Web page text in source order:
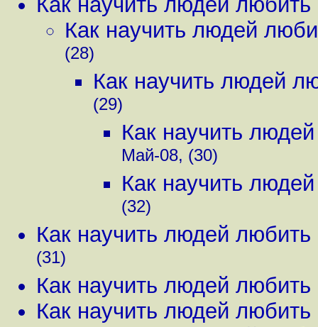
Как научить людей
(28)
Как научить людей
(29)
Как научить
Май-08, (30)
Как научить
(32)
Как научить людей любить
(31)
Как научить людей любить
Как научить людей любить